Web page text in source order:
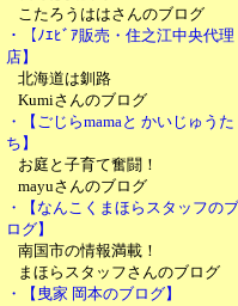
こたろうははさんのブログ
・【ﾉｴﾋﾞｱ販売・住之江中央代理
店】
北海道は釧路
Kumiさんのブログ
・【ごじらmamaと かいじゅうた
ち】
お庭と子育て奮闘！
mayuさんのブログ
・【なんこくまほらスタッフのブ
ログ】
南国市の情報満載！
まほらスタッフさんのブログ
・【曳家 岡本のブログ】